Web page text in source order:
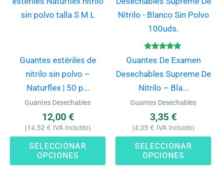
Guantes estériles de
nitrilo sin polvo –
Naturflex | 50 p...
Guantes Desechables
12,00 €
(14,52 € IVA incluido)
SELECCIONAR
OPCIONES
tiene
opciones
la
de
Valorado
con
4.80
de 5
Guantes De Examen
Desechables Supreme De
Nitrilo – Bla...
Guantes Desechables
3,35 €
(4,05 € IVA incluido)
SELECCIONAR
OPCIONES
la
de